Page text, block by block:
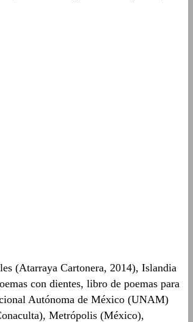
(Atarraya Cartonera, 2014), Islandia
con dientes, libro de poemas para
Autónoma de México (UNAM)
Metrópolis (México),